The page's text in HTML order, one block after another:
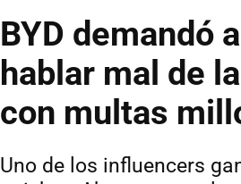
BYD demandó
hablar mal de
con multas
Uno de los influencers